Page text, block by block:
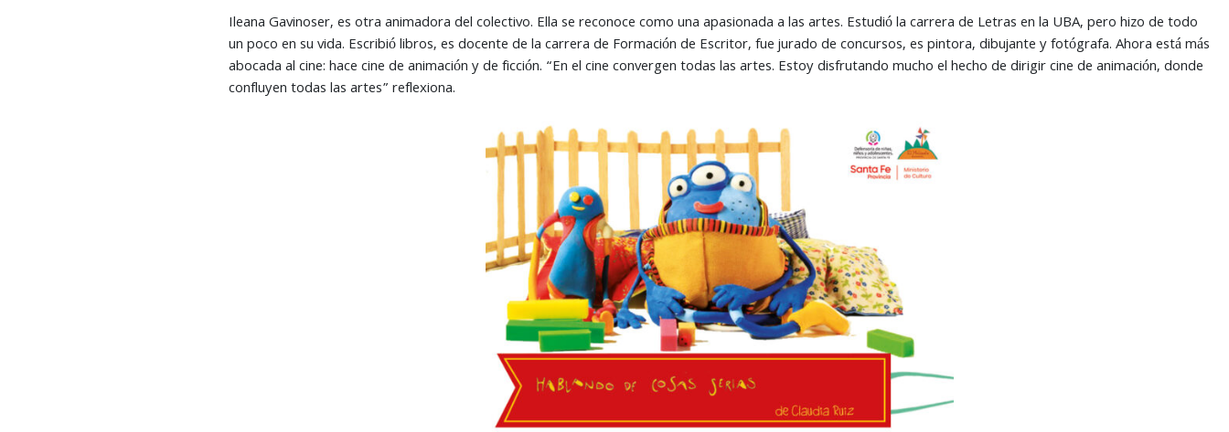
Ileana Gavinoser, es otra animadora del colectivo. Ella se reconoce como una apasionada a las artes. Estudió la carrera de Letras en la UBA, pero hizo de todo
un poco en su vida. Escribió libros, es docente de la carrera de Formación de Escritor, fue jurado de concursos, es pintora, dibujante y fotógrafa. Ahora está más
abocada al cine: hace cine de animación y de ficción. “En el cine convergen todas las artes. Estoy disfrutando mucho el hecho de dirigir cine de animación, donde
confluyen todas las artes” reflexiona.